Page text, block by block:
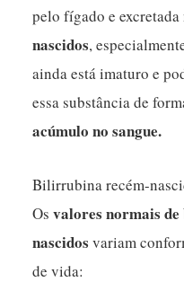
pelo fígado e
nascidos,
ainda está imaturo e
essa substância de
acúmulo no sangue.
Bilirrubina recém-
Osvalores normais
nascidos variam
de vida: